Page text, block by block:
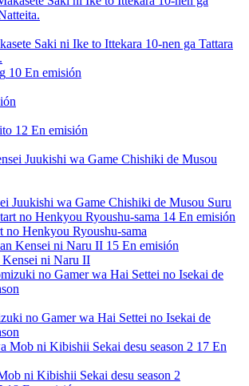
Saki ni Ike to Ittekara 10-nen ga Tattara
10 En emisión
12 En emisión
Juukishi wa Game Chishiki de Musou Suru
14 En emisión
Henkyou Ryoushu-sama
15 En emisión
Kensei ni Naru II
no Gamer wa Hai Settei no Isekai de
17 En
ni Kibishii Sekai desu season 2